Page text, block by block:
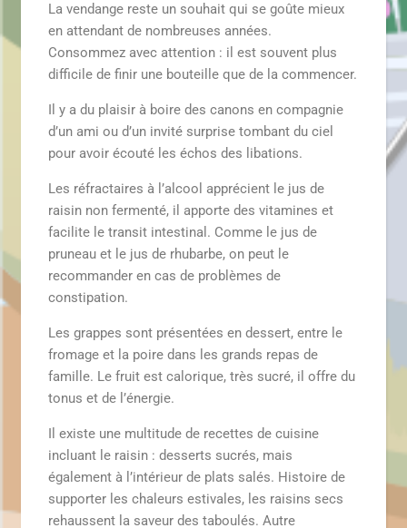
La vendange reste un souhait qui se goûte mieux
en attendant de nombreuses années.
Consommez avec attention : il est souvent plus
difficile de finir une bouteille que de la commencer.
Il y a du plaisir à boire des canons en compagnie
d’un ami ou d’un invité surprise tombant du ciel
pour avoir écouté les échos des libations.
Les réfractaires à l’alcool apprécient le jus de
raisin non fermenté, il apporte des vitamines et
facilite le transit intestinal. Comme le jus de
pruneau et le jus de rhubarbe, on peut le
recommander en cas de problèmes de
constipation.
Les grappes sont présentées en dessert, entre le
fromage et la poire dans les grands repas de
famille. Le fruit est calorique, très sucré, il offre du
tonus et de l’énergie.
Il existe une multitude de recettes de cuisine
incluant le raisin : desserts sucrés, mais
également à l’intérieur de plats salés. Histoire de
supporter les chaleurs estivales, les raisins secs
rehaussent la saveur des taboulés. Autre